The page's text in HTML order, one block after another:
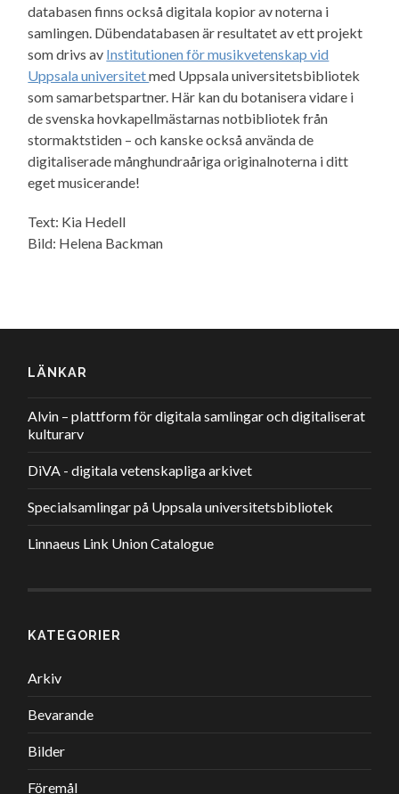
databasen finns också digitala kopior av noterna i
samlingen. Dübendatabasen är resultatet av ett projekt
som drivs av Institutionen för musikvetenskap vid
Uppsala universitetmed Uppsala universitetsbibliotek
som samarbetspartner. Här kan du botanisera vidare i
de svenska hovkapellmästarnas notbibliotek från
stormaktstiden – och kanske också använda de
digitaliserade månghundraåriga originalnoterna i ditt
eget musicerande!
Text: Kia Hedell
Bild: Helena Backman
LÄNKAR
Alvin – plattform för digitala samlingar och digitaliserat
kulturarv
DiVA - digitala vetenskapliga arkivet
Specialsamlingar på Uppsala universitetsbibliotek
Linnaeus Link Union Catalogue
KATEGORIER
Arkiv
Bevarande
Bilder
Föremål